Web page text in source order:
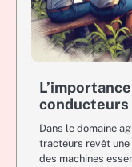
Dans le domaine
tracteurs revêt
des machines